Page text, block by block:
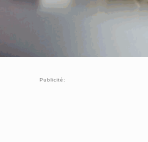
Publicité: